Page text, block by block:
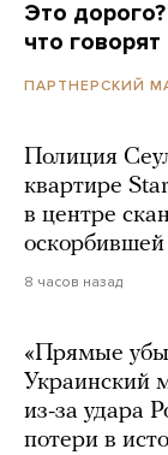
Это
что
ПАРТНЕРСКИЙ
Полиция
квартире
в центре
8 часов назад
«Прямые
Украинский
из-за удара
потери в